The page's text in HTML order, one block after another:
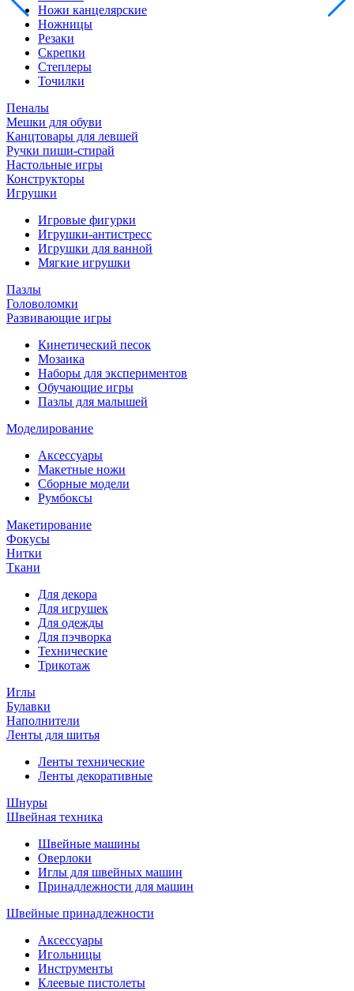
Ножи канцелярские
Ножницы
Резаки
Скрепки
Степлеры
Точилки
Пеналы
Мешки для обуви
Канцтовары для левшей
Ручки пиши-стирай
Настольные игры
Конструкторы
Игрушки
Игровые фигурки
Игрушки-антистресс
Игрушки для ванной
Мягкие игрушки
Пазлы
Головоломки
Развивающие игры
Кинетический песок
Мозаика
Наборы для экспериментов
Обучающие игры
Пазлы для малышей
Моделирование
Аксессуары
Макетные ножи
Сборные модели
Румбоксы
Макетирование
Фокусы
Нитки
Ткани
Для декора
Для игрушек
Для одежды
Для пэчворка
Технические
Трикотаж
Иглы
Булавки
Наполнители
Ленты для шитья
Ленты технические
Ленты декоративные
Шнуры
Швейная техника
Швейные машины
Оверлоки
Иглы для швейных машин
Принадлежности для машин
Швейные принадлежности
Аксессуары
Игольницы
Инструменты
Клеевые пистолеты